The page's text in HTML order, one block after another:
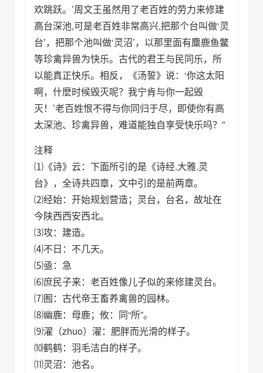
欢跳跃。’周文王虽然用了老百姓的劳力来修建
高台深池,可是老百姓非常高兴,把那个台叫做‘灵
台’，把那个池叫做‘灵沼’，以那里面有麋鹿鱼鳖
等珍禽异兽为快乐。古代的君王与民同乐，所
以能真正快乐。相反，《汤誓》说：‘你这太阳
啊，什麽时候毁灭呢？我宁肯与你一起毁
灭！’老百姓恨不得与你同归于尽，即使你有高
太深池、珍禽异兽，难道能独自享受快乐吗？”
注释
⑴《诗》云：下面所引的是《诗经.大雅.灵
台》，全诗共四章，文中引的是前两章。
⑵经始：开始规划营造；灵台，台名，故址在
今陕西西安西北。
⑶攻：建造。
⑷不日：不几天。
⑸亟：急
⑹庶民子来：老百姓像儿子似的来修建灵台。
⑺囿：古代帝王畜养禽兽的园林。
⑻幽鹿：母鹿；攸：同“所”。
⑼濯（zhuo）濯：肥胖而光滑的样子。
⑽鹤鹤：羽毛洁白的样子。
⑾灵沼：池名。